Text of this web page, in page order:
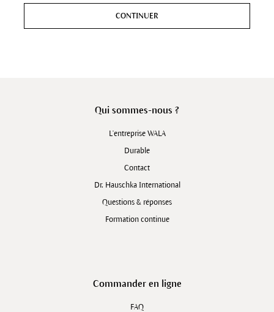
CONTINUER
Qui sommes-nous ?
L'entreprise WALA
Durable
Contact
Dr. Hauschka International
Questions & réponses
Formation continue
Commander en ligne
FAQ